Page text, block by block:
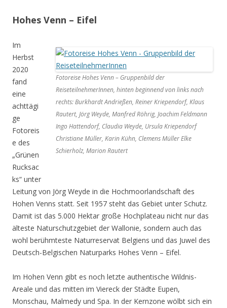
Hohes Venn – Eifel
Fotoreise Hohes Venn – Gruppenbild der
ReiseteilnehmerInnen, hinten beginnend von links nach
rechts: Burkhardt Andrießen, Reiner Kriependorf, Klaus
Rautert, Jörg Weyde, Manfred Röhrig, Joachim Feldmann
Ingo Hattendorf, Claudia Weyde, Ursula Kriependorf
Christiane Müller, Karin Kühn, Clemens Müller Elke
Schierholz, Marion Rautert
Im
Herbst
2020
fand
eine
achttägi
ge
Fotoreis
e des
„Grünen
Rucksac
ks“ unter
Leitung von Jörg Weyde in die Hochmoorlandschaft des
Hohen Venns statt. Seit 1957 steht das Gebiet unter Schutz.
Damit ist das 5.000 Hektar große Hochplateau nicht nur das
älteste Naturschutzgebiet der Wallonie, sondern auch das
wohl berühmteste Naturreservat Belgiens und das Juwel des
Deutsch-Belgischen Naturparks Hohes Venn – Eifel.
Im Hohen Venn gibt es noch letzte authentische Wildnis-
Areale und das mitten im Viereck der Städte Eupen,
Monschau, Malmedy und Spa. In der Kernzone wölbt sich ein